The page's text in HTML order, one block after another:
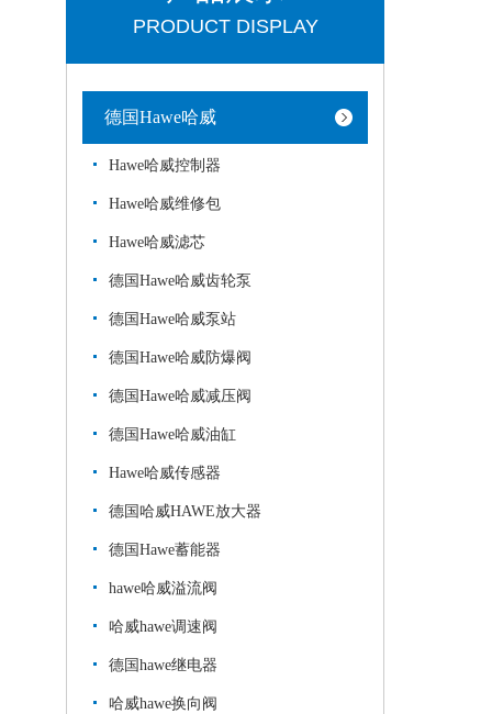
PRODUCT DISPLAY
德国Hawe哈威
Hawe哈威控制器
Hawe哈威维修包
Hawe哈威滤芯
德国Hawe哈威齿轮泵
德国Hawe哈威泵站
德国Hawe哈威防爆阀
德国Hawe哈威减压阀
德国Hawe哈威油缸
Hawe哈威传感器
德国哈威HAWE放大器
德国Hawe蓄能器
hawe哈威溢流阀
哈威hawe调速阀
德国hawe继电器
哈威hawe换向阀